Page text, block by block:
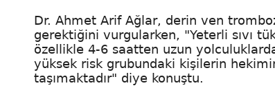
Dr. Ahmet Arif Ağlar, derin ven
gerektiğini vurgularken, "Yeterli sıvı
özellikle 4-6 saatten uzun
yüksek risk grubundaki kişilerin
taşımaktadır" diye konuştu.